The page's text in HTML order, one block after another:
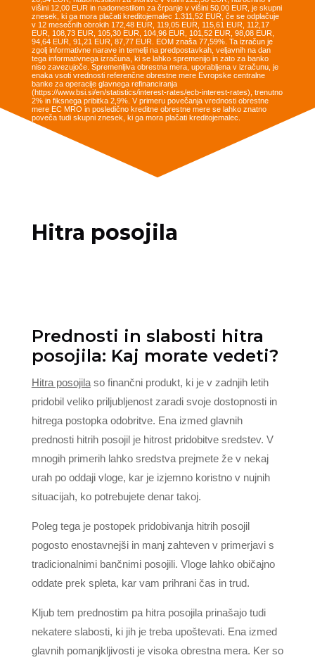
višini 12,00 EUR in nadomestilom za črpanje v višini 50,00 EUR, je skupni
znesek, ki ga mora plačati kreditojemalec 1.311,52 EUR, če se odplačuje
v 12 mesečnih obrokih 172,48 EUR, 119,05 EUR, 115,61 EUR, 112,17
EUR, 108,73 EUR, 105,30 EUR, 104,96 EUR, 101,52 EUR, 98,08 EUR,
94,64 EUR, 91,21 EUR, 87,77 EUR. EOM znaša 77,59%. Ta izračun je
zgolj informativne narave in temelji na predpostavkah, veljavnih na dan
tega informativnega izračuna, ki se lahko spremenijo in zato za banko
niso zavezujoče. Spremenljiva obrestna mera, uporabljena v izračunu, je
enaka vsoti vrednosti referenčne obrestne mere Evropske centralne
banke za operacije glavnega refinanciranja
(https://www.bsi.si/en/statistics/interest-rates/ecb-interest-rates), trenutno
2% in fiksnega pribitka 2,9%. V primeru povečanja vrednosti obrestne
mere EC MRO in posledično kreditne obrestne mere se lahko znatno
poveča tudi skupni znesek, ki ga mora plačati kreditojemalec.
Hitra posojila
Prednosti in slabosti hitra
posojila: Kaj morate vedeti?
Hitra posojilaso finančni produkt, ki je v zadnjih letih
pridobil veliko priljubljenost zaradi svoje dostopnosti in
hitrega postopka odobritve. Ena izmed glavnih
prednosti hitrih posojil je hitrost pridobitve sredstev. V
mnogih primerih lahko sredstva prejmete že v nekaj
urah po oddaji vloge, kar je izjemno koristno v nujnih
situacijah, ko potrebujete denar takoj.
Poleg tega je postopek pridobivanja hitrih posojil
pogosto enostavnejši in manj zahteven v primerjavi s
tradicionalnimi bančnimi posojili. Vloge lahko običajno
oddate prek spleta, kar vam prihrani čas in trud.
Kljub tem prednostim pa hitra posojila prinašajo tudi
nekatere slabosti, ki jih je treba upoštevati. Ena izmed
glavnih pomanjkljivosti je visoka obrestna mera. Ker so